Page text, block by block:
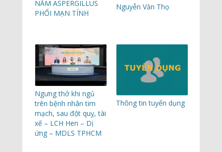
NẤM ASPERGILLUS
PHỔI MẠN TÍNH
Nguyễn Văn Thọ
Ngưng thở khi ngủ
trên bệnh nhân tim
mạch, sau đột quỵ, tài
xế – LCH Hen – Dị
ứng – MDLS TPHCM
Thông tin tuyển dụng